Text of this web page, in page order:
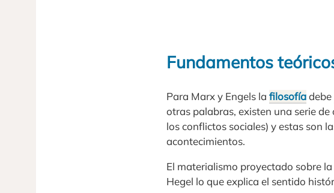
Fundamentos
Para Marx y Engels la filosofíadebe
otras palabras, existen una serie
los conflictos sociales) y estas son
acontecimientos.
El materialismo proyectado sobre
Hegel lo que explica el sentido